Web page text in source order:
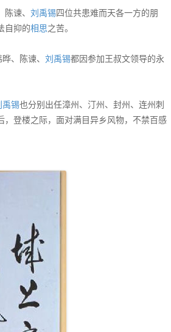
谏、 刘禹锡四位共患难而天各一方的朋
自抑的相思之苦。
、陈谏、 刘禹锡都因参加王叔文领导的永
禹锡也分别出任漳州、汀州、封州、连州刺
登楼之际，面对满目异乡风物，不禁百感